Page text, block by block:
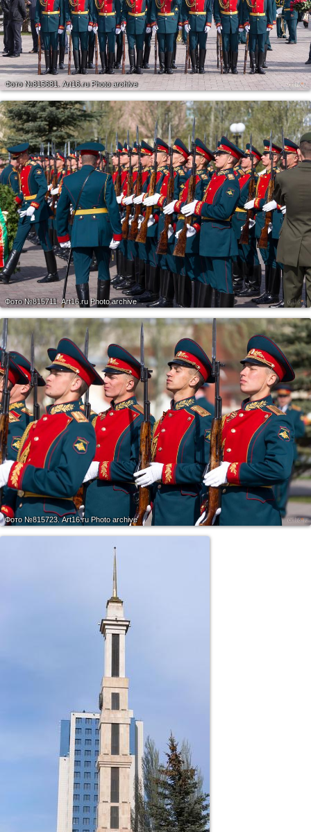
Фото №815681. Art16.ru Photo archive
Фото №815711.Art16.ru Photo archive
Фото №815723.Art16.ru Photo archive